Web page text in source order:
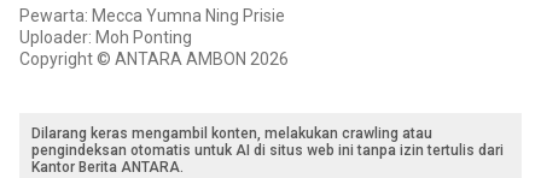
Pewarta: Mecca Yumna Ning Prisie
Uploader: Moh Ponting
Copyright © ANTARA AMBON 2026
Dilarang keras mengambil konten, melakukan crawling atau
pengindeksan otomatis untuk AI di situs web ini tanpa izin tertulis dari
Kantor Berita ANTARA.